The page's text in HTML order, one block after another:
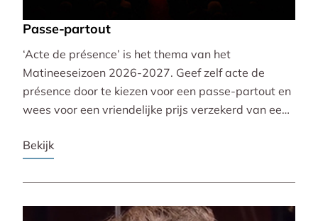
Passe-partout
‘Acte de présence’ is het thema van het
Matineeseizoen 2026-2027. Geef zelf acte de
présence door te kiezen voor een passe-partout en
wees voor een vriendelijke prijs verzekerd van een
Bekijk